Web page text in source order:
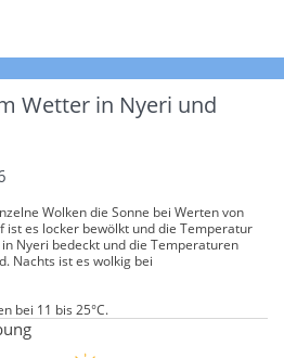
Wetter in Nyeri und
Wolken die Sonne bei Werten von
ist es locker bewölkt und die Temperatur
Nyeri bedeckt und die Temperaturen
Nachts ist es wolkig bei
bei 11 bis 25°C.